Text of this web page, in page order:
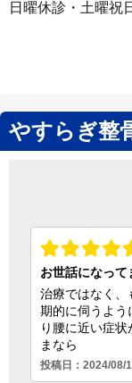
日曜休診・土曜祝
やすらぎ整